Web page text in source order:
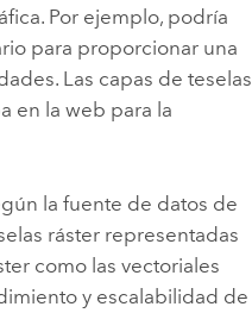
Por ejemplo, podría
para proporcionar una
Las capas de teselas
en la web para la
la fuente de datos de
ráster representadas
como las vectoriales
y escalabilidad de